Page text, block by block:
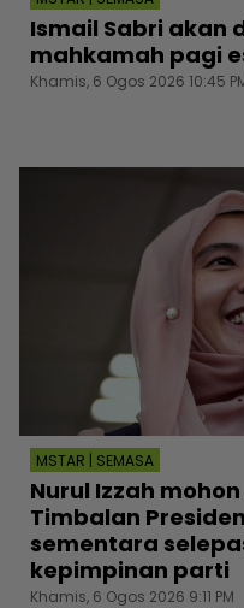
Ismail Sabri akan
mahkamah pagi
Khamis, 6 Ogos 2026 10:45
MSTAR | SEMASA
Nurul Izzah
Timbalan
sementara
kepimpinan parti
Khamis, 6 Ogos 2026 9:11 PM